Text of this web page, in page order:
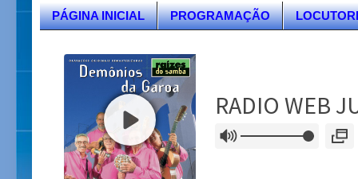
PÁGINA INICIAL PROGRAMAÇÃO